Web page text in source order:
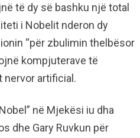
të dy së bashku një total
i Nobelit nderon dy
“për zbulimin thelbësor
kompjuterave të
artificial.
në Mjekësi iu dha
dhe Gary Ruvkun për